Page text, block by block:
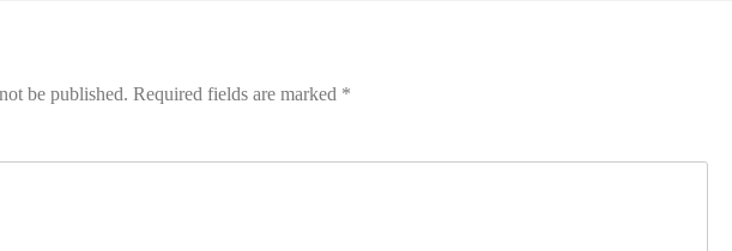
be published. Required fields are marked *